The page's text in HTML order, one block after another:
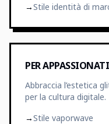
→Stile identità di
PER
Abbraccia l’estetica
per la cultura digitale.
→Stile vaporwave